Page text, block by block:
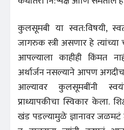
कुलसूमबी या स्वत:विषयी,
जागरुक स्त्री असणार हे त्यांच्या
आपल्याला काहीही
अर्थार्जन नसल्याने आपण
आल्यावर कुलसूमबींनी
प्राध्यापकीचा स्विकार केला.
खंड पडल्यामुळे ज्ञानावर जळमटं